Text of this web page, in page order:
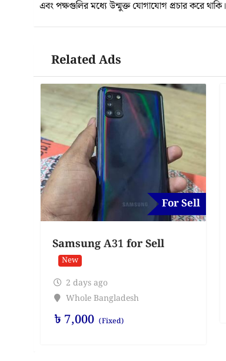
এবং পক্ষগুলির মধ্যে উন্মুক্ত যোগাযোগ প্রচার করে থাকি।
Related Ads
For Sell
Samsung A31 for Sell
New
2 days ago
Whole Bangladesh
৳ 7,000 (Fixed)